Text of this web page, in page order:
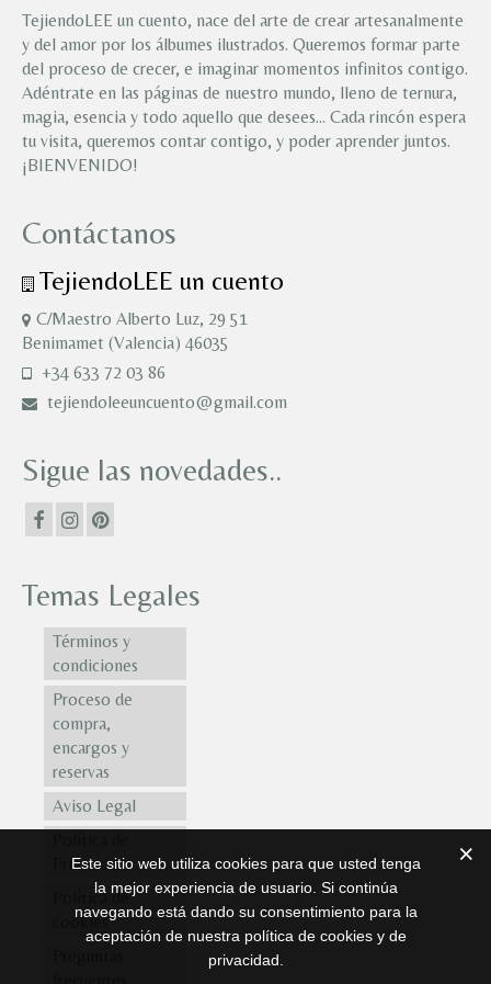
TejiendoLEE un cuento, nace del arte de crear artesanalmente
y del amor por los álbumes ilustrados. Queremos formar parte
del proceso de crecer, e imaginar momentos infinitos contigo.
Adéntrate en las páginas de nuestro mundo, lleno de ternura,
magia, esencia y todo aquello que desees… Cada rincón espera
tu visita, queremos contar contigo, y poder aprender juntos.
¡BIENVENIDO!
Contáctanos
TejiendoLEE un cuento
C/Maestro Alberto Luz, 29 51
Benimamet (Valencia) 46035
+34 633 72 03 86
tejiendoleeuncuento@gmail.com
Sigue las novedades..
Temas Legales
Términos y
condiciones
Proceso de
compra,
encargos y
reservas
Aviso Legal
Privacidad
Política de
cookies
Este sitio web utiliza cookies para que usted tenga
la mejor experiencia de usuario. Si continúa
navegando está dando su consentimiento para la
aceptación de nuestra política de cookies y de
privacidad.